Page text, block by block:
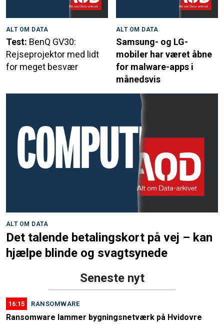
ALT OM DATA
Test: BenQ GV30:
Rejseprojektor med lidt
for meget besvær
ALT OM DATA
Samsung- og LG-
mobiler har været åbne
for malware-apps i
månedsvis
ALT OM DATA
Det talende betalingskort på vej – kan
hjælpe blinde og svagtsynede
Seneste nyt
16:15 RANSOMWARE
Ransomware lammer bygningsnetværk på Hvidovre